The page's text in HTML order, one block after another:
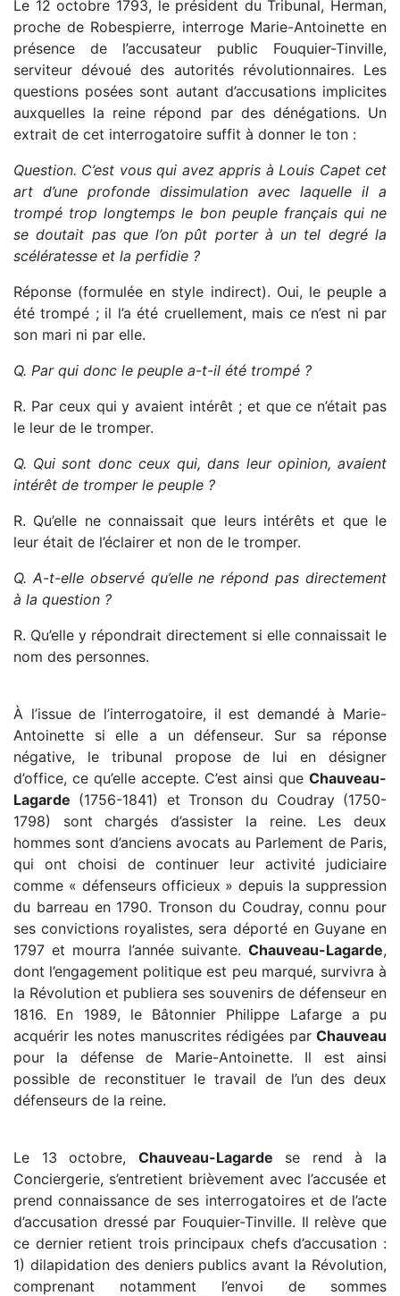
Le 12 octobre 1793, le président du Tribunal, Herman,
proche de Robespierre, interroge Marie-Antoinette en
présence de l’accusateur public Fouquier-Tinville,
serviteur dévoué des autorités révolutionnaires. Les
questions posées sont autant d’accusations implicites
auxquelles la reine répond par des dénégations. Un
extrait de cet interrogatoire suffit à donner le ton :
Question. C’est vous qui avez appris à Louis Capet cet
art d’une profonde dissimulation avec laquelle il a
trompé trop longtemps le bon peuple français qui ne
se doutait pas que l’on pût porter à un tel degré la
scélératesse et la perfidie ?
Réponse (formulée en style indirect). Oui, le peuple a
été trompé ; il l’a été cruellement, mais ce n’est ni par
son mari ni par elle.
Q. Par qui donc le peuple a-t-il été trompé ?
R. Par ceux qui y avaient intérêt ; et que ce n’était pas
le leur de le tromper.
Q. Qui sont donc ceux qui, dans leur opinion, avaient
intérêt de tromper le peuple ?
R. Qu’elle ne connaissait que leurs intérêts et que le
leur était de l’éclairer et non de le tromper.
Q. A-t-elle observé qu’elle ne répond pas directement
à la question ?
R. Qu’elle y répondrait directement si elle connaissait le
nom des personnes.
À l’issue de l’interrogatoire, il est demandé à Marie-
Antoinette si elle a un défenseur. Sur sa réponse
négative, le tribunal propose de lui en désigner
d’office, ce qu’elle accepte. C’est ainsi que Chauveau-
Lagarde (1756-1841) et Tronson du Coudray (1750-
1798) sont chargés d’assister la reine. Les deux
hommes sont d’anciens avocats au Parlement de Paris,
qui ont choisi de continuer leur activité judiciaire
comme « défenseurs officieux » depuis la suppression
du barreau en 1790. Tronson du Coudray, connu pour
ses convictions royalistes, sera déporté en Guyane en
1797 et mourra l’année suivante. Chauveau-Lagarde,
dont l’engagement politique est peu marqué, survivra à
la Révolution et publiera ses souvenirs de défenseur en
1816. En 1989, le Bâtonnier Philippe Lafarge a pu
acquérir les notes manuscrites rédigées par Chauveau
pour la défense de Marie-Antoinette. Il est ainsi
possible de reconstituer le travail de l’un des deux
défenseurs de la reine.
Le 13 octobre, Chauveau-Lagarde se rend à la
Conciergerie, s’entretient brièvement avec l’accusée et
prend connaissance de ses interrogatoires et de l’acte
d’accusation dressé par Fouquier-Tinville. Il relève que
ce dernier retient trois principaux chefs d’accusation :
1) dilapidation des deniers publics avant la Révolution,
comprenant notamment l’envoi de sommes